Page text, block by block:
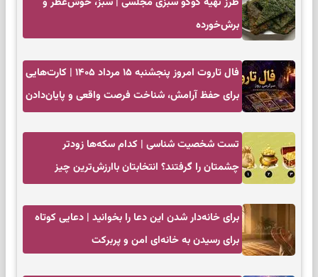
برش‌خورده
فال تاروت امروز پنجشنبه ۱۵ مرداد ۱۴۰۵ | کارت‌هایی
برای حفظ آرامش، شناخت فرصت واقعی و پایان‌دادن
تست شخصیت شناسی | کدام سکه‌ها زودتر
چشمتان را گرفتند؟ انتخابتان باارزش‌ترین چیز
برای خانه‌دار شدن این دعا را بخوانید | دعایی کوتاه
برای رسیدن به خانه‌ای امن و پربرکت